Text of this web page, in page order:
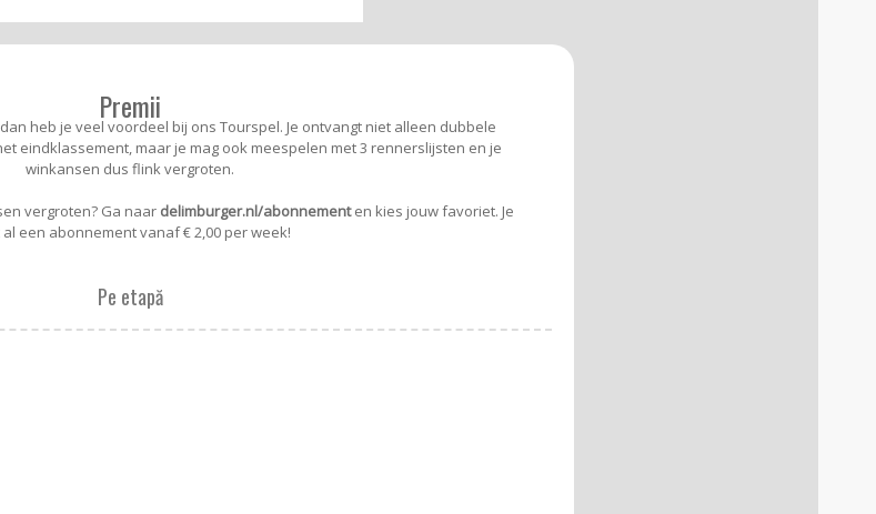
Premii
heb je veel voordeel bij ons Tourspel. Je ontvangt niet alleen dubbele
eindklassement, maar je mag ook meespelen met 3 rennerslijsten en je
winkansen dus flink vergroten.
vergroten? Ga naar delimburger.nl/abonnementen kies jouw favoriet. Je
een abonnement vanaf € 2,00 per week!
Pe etapă